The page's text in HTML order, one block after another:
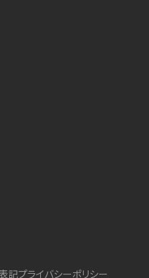
記プライバシーポリシー